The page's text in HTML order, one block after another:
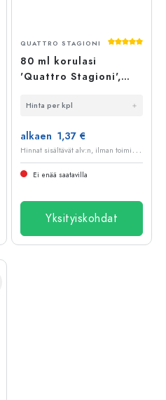
arvosana 5 5 tähdestä
QUATTRO STAGIONI
80 ml korulasi
'Quattro Stagioni',
ruuvikorkki
Hinta per kpl
alkaen 1,37 €
H
innat sisältävät alv:n, ilman toimituskuluja
Ei enää saatavilla
Yksityiskohdat
arvosana 5 5 tähdestä